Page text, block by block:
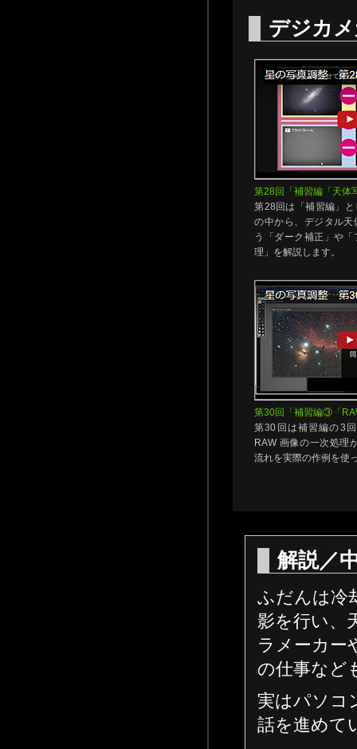
デジカ
第28回「補習編「天体
第28回は「補習編」
の中から、デジタル
う「ダーク補正」や
理」を解説します。
第30回「補習編③「
第30回は補習編の3
RAW 画像の一次処理
流れを実際の作例を使
解説／
ふだんは冷
影を行い、
ラメーカー
の仕事など
実はパソコ
話を進めて